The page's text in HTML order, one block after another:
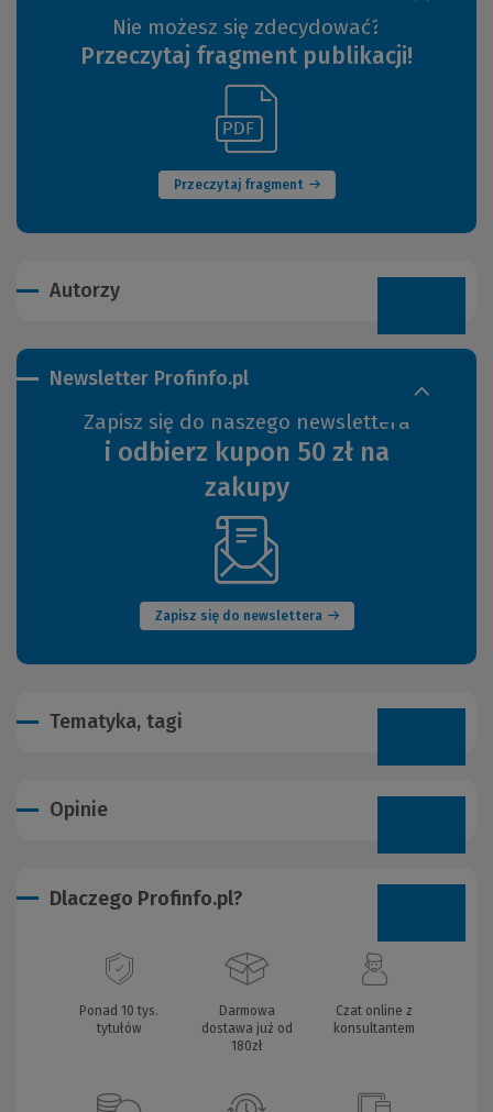
Nie możesz się zdecydować?
Przeczytaj fragment publikacji!
Przeczytaj fragment
(Nowe
okno)
innej
strony)
Autorzy
Newsletter Profinfo.pl
Zapisz się do naszego newslettera
i odbierz kupon 50 zł na
zakupy
Zapisz się do newslettera
(Nowe
okno)
Tematyka, tagi
Opinie
Dlaczego Profinfo.pl?
Ponad 10 tys.
tytułów
Darmowa
dostawa już od
180zł
Czat online z
konsultantem